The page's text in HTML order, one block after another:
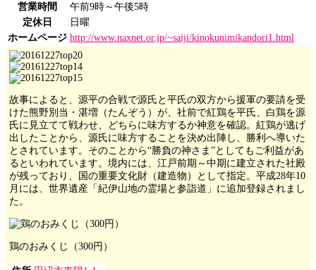
営業時間
午前9時～午後5時
定休日
日曜
ホームページ http://www.naxnet.or.jp/~saiji/kinokunimikandori1.html
故事によると、源平の合戦で源氏と平氏の双方から援軍の要請を受
けた熊野別当・湛増（たんぞう）が、社前で紅鶏を平氏、白鶏を源
氏に見立てて戦わせ、どちらに味方するか神意を確認。紅鶏が逃げ
出したことから、源氏に味方することを決め出陣し、勝利へ導いた
とされています。そのことから“勝負の神さま”としてもご利益があ
るといわれています。境内には、江戸前期～中期に建立された社殿
が残っており、国の重要文化財（建造物）として指定。平成28年10
月には、世界遺産「紀伊山地の霊場と参詣道」に追加登録されまし
た。
鶏のおみくじ（300円）